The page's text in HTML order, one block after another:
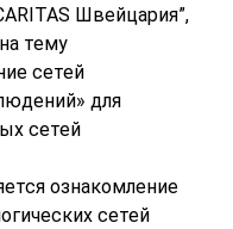
Швейцария”,
тему
сетей
для
сетей
ознакомление
сетей